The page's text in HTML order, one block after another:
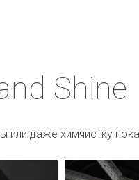
Shine
даже химчистку